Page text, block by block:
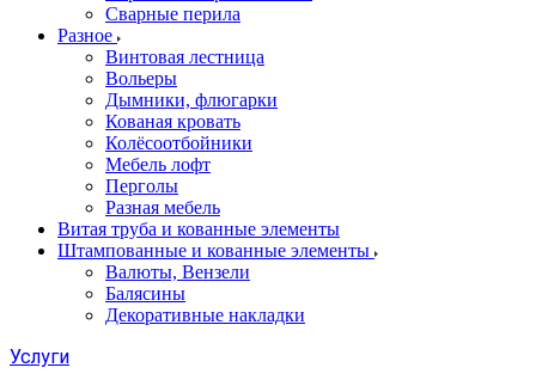
Сварные перила
Разное
Винтовая лестница
Вольеры
Дымники, флюгарки
Кованая кровать
Колёсоотбойники
Мебель лофт
Перголы
Разная мебель
Витая труба и кованные элементы
Штампованные и кованные элементы
Валюты, Вензели
Балясины
Декоративные накладки
Услуги